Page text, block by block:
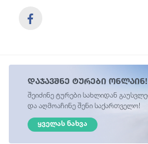
დაჯავშნე ტურები ონლაინ!
შეიძინე ტურები სახლიდან
და აღმოაჩინე შენი საქართველო!
ᲧᲕᲔᲚᲐᲡ ᲜᲐᲮᲕᲐ